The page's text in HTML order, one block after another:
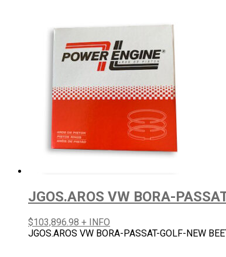
JGOS.AROS VW BORA-
$103,896.98 + INFO
JGOS.AROS VW BORA-PASSAT-GOLF-NEW